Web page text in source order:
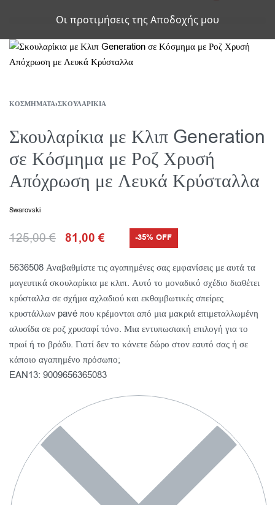
ΚΟΣΜΉΜΑΤΑ›ΣΚΟΥΛΑΡΊΚΙΑ
Σκουλαρίκια με Κλιπ Generation
σε Κόσμημα με Ροζ Χρυσή
Απόχρωση με Λευκά Κρύσταλλα
Swarovski
125,00€ 81,00€ -35% OFF
5636508 Αναβαθμίστε τις αγαπημένες σας εμφανίσεις με αυτά τα
μαγευτικά σκουλαρίκια με κλιπ. Αυτό το μοναδικό σχέδιο διαθέτει
κρύσταλλα σε σχήμα αχλαδιού και εκθαμβωτικές σπείρες
κρυστάλλων pavé που κρέμονται από μια μακριά επιμεταλλωμένη
αλυσίδα σε ροζ χρυσαφί τόνο. Μια εντυπωσιακή επιλογή για το
πρωί ή το βράδυ. Γιατί δεν το κάνετε δώρο στον εαυτό σας ή σε
κάποιο αγαπημένο πρόσωπο;
EAN13: 9009656365083
Οι προτιμήσεις της Αποδοχής μου